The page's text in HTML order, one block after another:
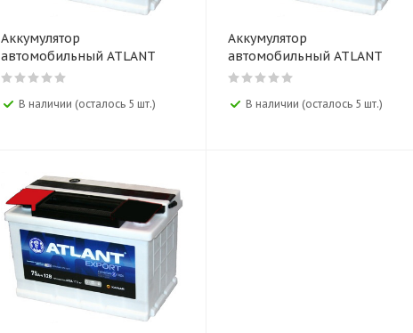
Аккумулятор
автомобильный ATLANT
Export 12V 75AH
В наличии (осталось 5 шт.)
Аккумулятор
автомобильный ATLANT
Export 12V 60AH
В наличии (осталось 5 шт.)